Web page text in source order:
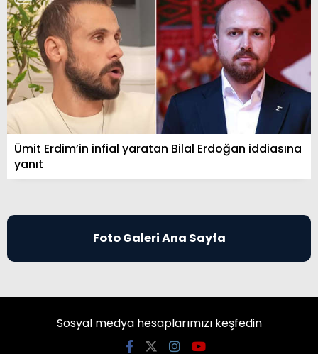
Ümit Erdim’in infial yaratan Bilal Erdoğan iddiasına
yanıt
Foto Galeri Ana Sayfa
Sosyal medya hesaplarımızı keşfedin